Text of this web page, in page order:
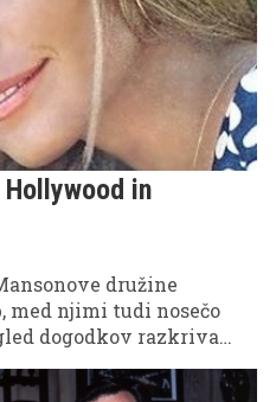
in
družine
med njimi tudi nosečo
dogodkov razkriva
kulta.